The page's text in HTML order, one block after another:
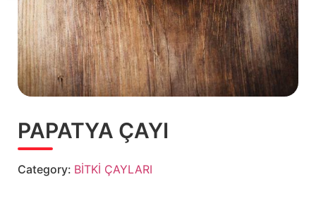
PAPATYA ÇAYI
Category: BİTKİ ÇAYLARI